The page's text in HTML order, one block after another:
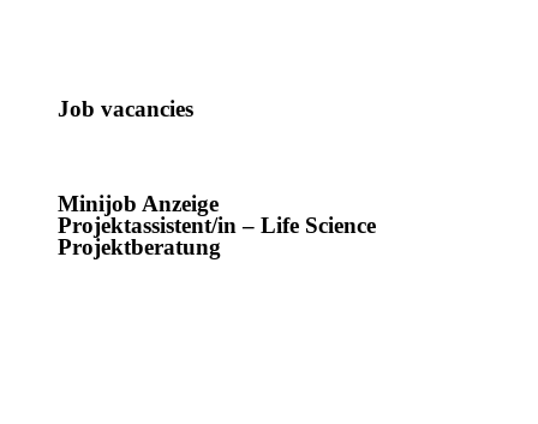
Job vacancies
Minijob Anzeige
Projektassistent/in – Life Science
Projektberatung